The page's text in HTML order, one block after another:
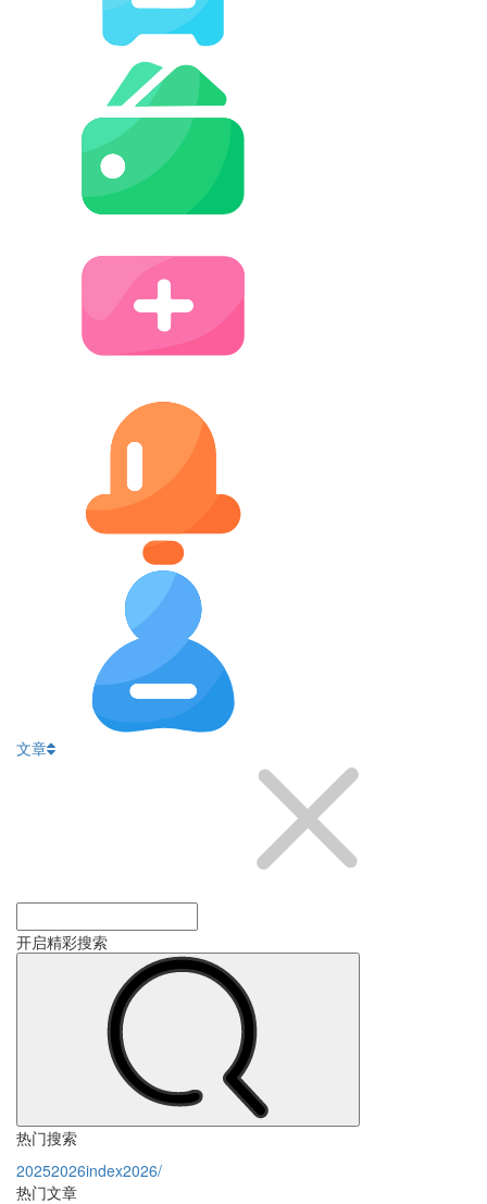
文章
开启精彩搜索
热门搜索
20252026index2026/
热门文章